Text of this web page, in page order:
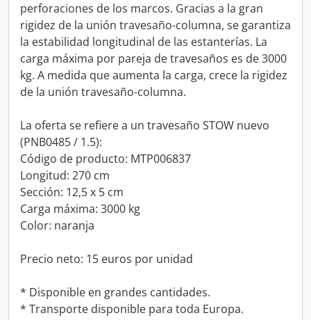
perforaciones de los marcos. Gracias a la gran
rigidez de la unión travesaño-columna, se garantiza
la estabilidad longitudinal de las estanterías. La
carga máxima por pareja de travesaños es de 3000
kg. A medida que aumenta la carga, crece la rigidez
de la unión travesaño-columna.
La oferta se refiere a un travesaño STOW nuevo
(PNB0485 / 1.5):
Código de producto: MTP006837
Longitud: 270 cm
Sección: 12,5 x 5 cm
Carga máxima: 3000 kg
Color: naranja
Precio neto: 15 euros por unidad
* Disponible en grandes cantidades.
* Transporte disponible para toda Europa.